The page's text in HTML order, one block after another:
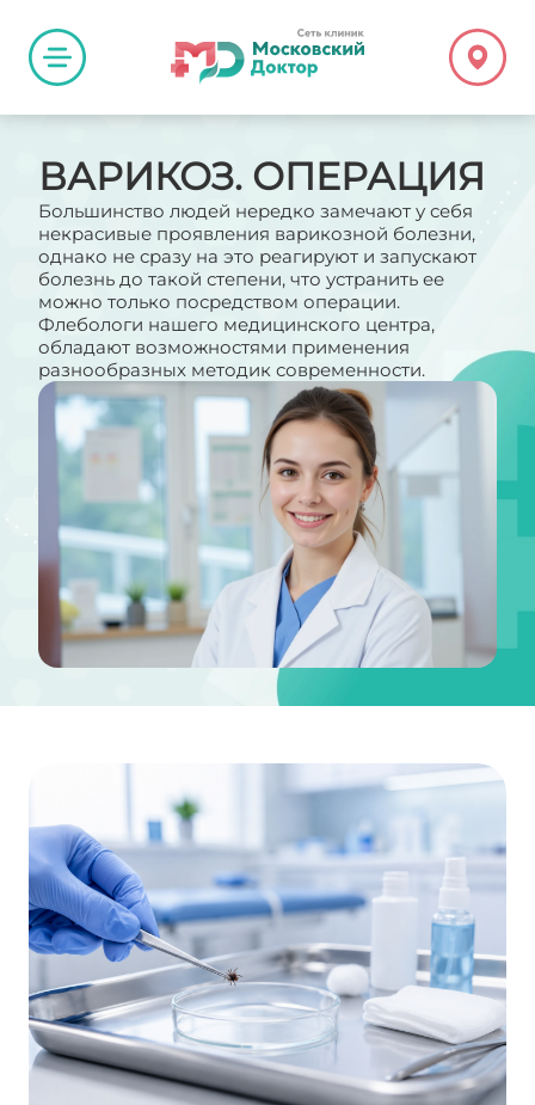
ВАРИКОЗ. ОПЕРАЦИЯ
Большинство людей нередко замечают у себя
некрасивые проявления варикозной болезни,
однако не сразу на это реагируют и запускают
болезнь до такой степени, что устранить ее
можно только посредством операции.
Флебологи нашего медицинского центра,
обладают возможностями применения
разнообразных методик современности.